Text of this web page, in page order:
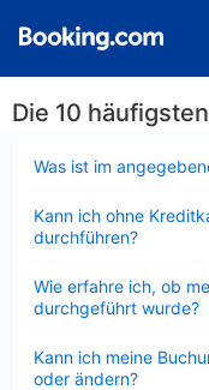
Die 10
Was ist im
Kann ich ohne
durchführen?
Wie erfahre ich, ob
durchgeführt wurde?
Kann ich meine
oder ändern?